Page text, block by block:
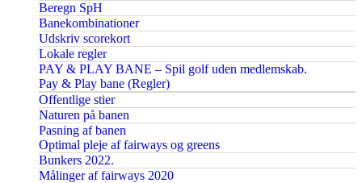
Beregn SpH
Banekombinationer
Udskriv scorekort
Lokale regler
PAY & PLAY BANE – Spil golf uden medlemskab.
Pay & Play bane (Regler)
Offentlige stier
Naturen på banen
Pasning af banen
Optimal pleje af fairways og greens
Bunkers 2022.
Målinger af fairways 2020